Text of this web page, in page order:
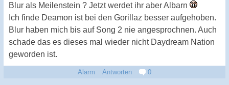
Blur als Meilenstein ? Jetzt werdet ihr aber Albarn
Ich finde Deamon ist bei den Gorillaz besser aufgehoben.
Blur haben mich bis auf Song 2 nie angesprochnen. Auch
schade das es dieses mal wieder nicht Daydream Nation
geworden ist.
Alarm Antworten 0